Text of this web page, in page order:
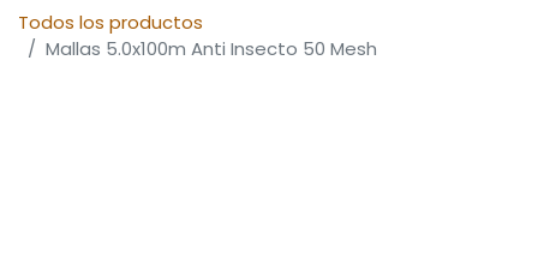
Todos los productos
Mallas 5.0x100m Anti Insecto 50 Mesh